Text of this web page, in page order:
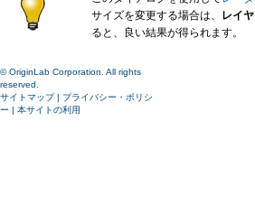
サイズを変更する場合は、
レイ
ると、良い結果が得られます。
© OriginLab Corporation. All rights
reserved.
サイトマップ
プライバシー・ポリシ
ー
本サイトの利用